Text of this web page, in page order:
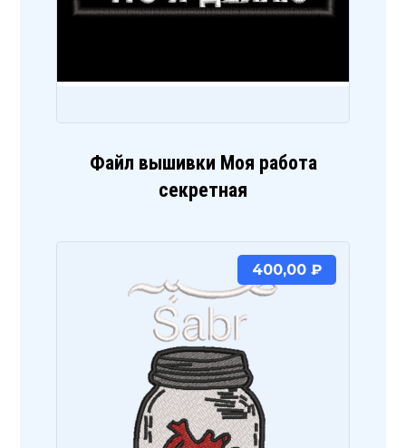
Файл вышивки Моя работа
секретная
400,00 ₽